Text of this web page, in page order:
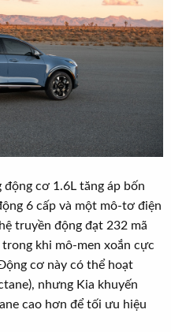
cơ 1.6L tăng áp bốn
6 cấp và một mô-tơ điện
truyền động đạt 232 mã
khi mô-men xoắn cực
cơ này có thể hoạt
nhưng Kia khuyến
cao hơn để tối ưu hiệu